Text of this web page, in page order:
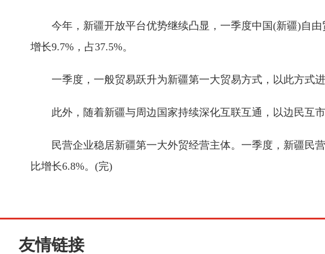
今年，新疆开放平台优势继续凸显，一季度中国(新疆)自由
增长9.7%，占37.5%。
一季度，一般贸易跃升为新疆第一大贸易方式，以此方式进
此外，随着新疆与周边国家持续深化互联互通，以边民互市
民营企业稳居新疆第一大外贸经营主体。一季度，新疆民营
比增长6.8%。(完)
友情链接